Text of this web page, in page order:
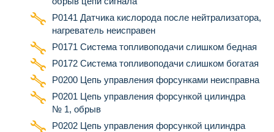
Р0141 Датчика кислорода после нейтрализатора,
нагреватель неисправен
Р0171 Система топливоподачи слишком бедная
Р0172 Система топливоподачи слишком богатая
Р0200 Цепь управления форсунками неисправна
Р0201 Цепь управления форсункой цилиндра
№ 1, обрыв
Р0202 Цепь управления форсункой цилиндра